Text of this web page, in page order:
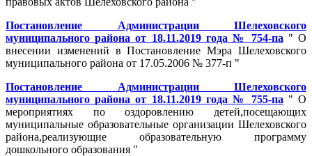
Постановление Администрации Шелеховского
муниципального района от 18.11.2019 года № 754-па " О
внесении изменений в Постановление Мэра Шелеховского
муниципального района от 17.05.2006 № 377-п "
Постановление Администрации Шелеховского
муниципального района от 18.11.2019 года № 755-па " О
мероприятиях по оздоровлению детей,посещающих
муниципальные образовательные организации Шелеховского
района,реализующие образовательную программу
дошкольного образования "